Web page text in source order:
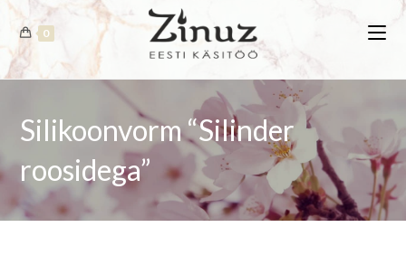
0
Silikoonvorm “Silinder
roosidega”